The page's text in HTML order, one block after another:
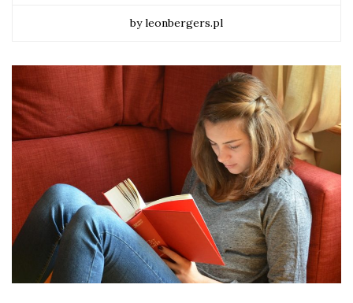
by leonbergers.pl